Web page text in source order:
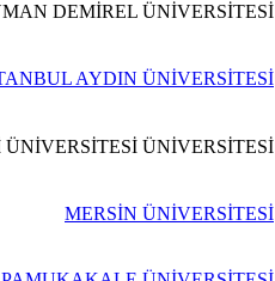
DEMİREL ÜNİVERSİTESİ
AYDIN ÜNİVERSİTESİ
ÜNİVERSİTESİ
MERSİN ÜNİVERSİTESİ